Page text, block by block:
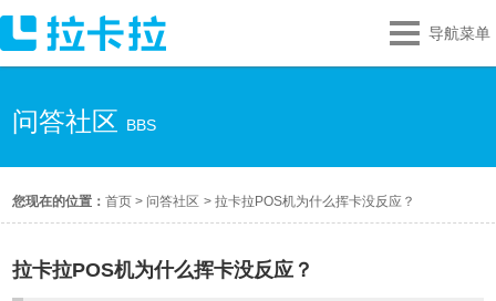
导航菜单
问答社区 BBS
您现在的位置：首页 > 问答社区 >拉卡拉POS机为什么挥卡没反应？
拉卡拉POS机为什么挥卡没反应？